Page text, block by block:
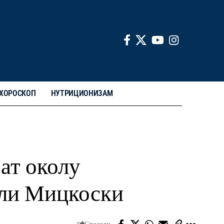
НУТРИЦИОНИЗАМ
околу
Мицкоски